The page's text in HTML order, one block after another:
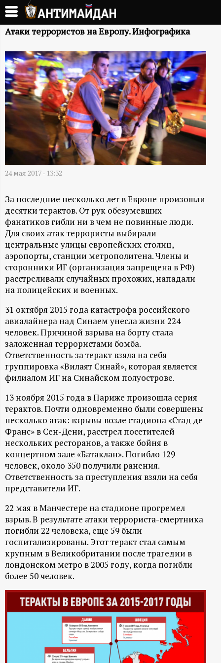
Перейти
основному
А
Н
Т
И
М
А
Й
Д
А
Н
-
и
н
ф
о
р
м
а
ц
и
о
н
н
ы
Атаки террористов на Европу. Инфографика
24 мая 2017 - 13:32
За последние несколько лет в Европе произошли
десятки терактов. От рук обезумевших
фанатиков гибли ни в чем не повинные люди.
Для своих атак террористы выбирали
центральные улицы европейских столиц,
аэропорты, станции метрополитена. Члены и
сторонники ИГ (организация запрещена в РФ)
расстреливали случайных прохожих, нападали
на полицейских и военных.
31 октября 2015 года катастрофа российского
авиалайнера над Синаем унесла жизни 224
человек. Причиной взрыва на борту стала
заложенная террористами бомба.
Ответственность за теракт взяла на себя
группировка «Вилаят Синай», которая является
филиалом ИГ на Синайском полуострове.
13 ноября 2015 года в Париже произошла серия
терактов. Почти одновременно были совершены
несколько атак: взрывы возле стадиона «Стад де
Франс» в Сен-Дени, расстрел посетителей
нескольких ресторанов, а также бойня в
концертном зале «Батаклан». Погибло 129
человек, около 350 получили ранения.
Ответственность за преступления взяли на себя
представители ИГ.
22 мая в Манчестере на стадионе прогремел
взрыв. В результате атаки террориста-смертника
погибли 22 человека, еще 59 были
госпитализированы. Этот теракт стал самым
крупным в Великобритании после трагедии в
лондонском метро в 2005 году, когда погибли
более 50 человек.